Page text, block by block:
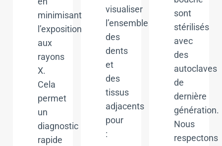
minimisant
l’exposition
aux
rayons
X.
Cela
permet
un
diagnostic
rapide
visualiser
l’ensemble
des
dents
et
des
tissus
adjacents
pour
:
sont
stérilisés
avec
des
autoclaves
de
dernière
génération.
Nous
respectons